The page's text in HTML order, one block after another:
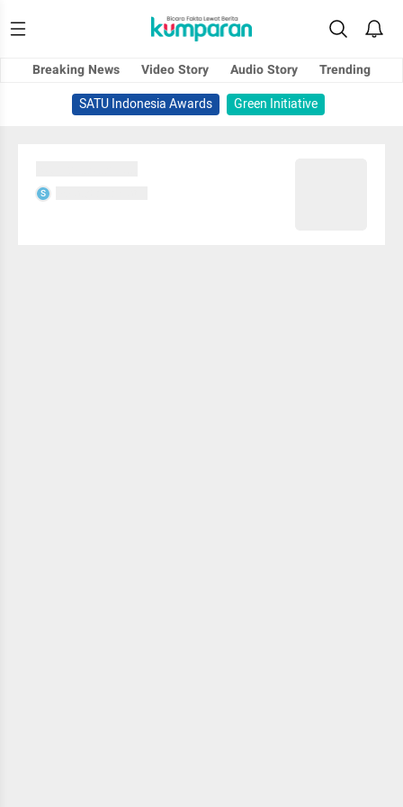
Breaking News Video Story Audio Story
Trending
SATU Indonesia Awards
Green Initiative
S